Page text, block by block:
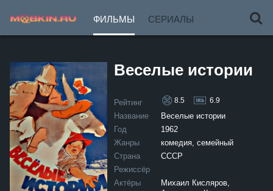
ФИЛЬМЫ СЕРИАЛЫ
Веселые истории
Рейтинг 8.5 6.9
Название
Веселые истории
Год
1962
Жанры
комедия, семейный
Страна
СССР
Режиссёр
Актёры
Михаил Кисляров,